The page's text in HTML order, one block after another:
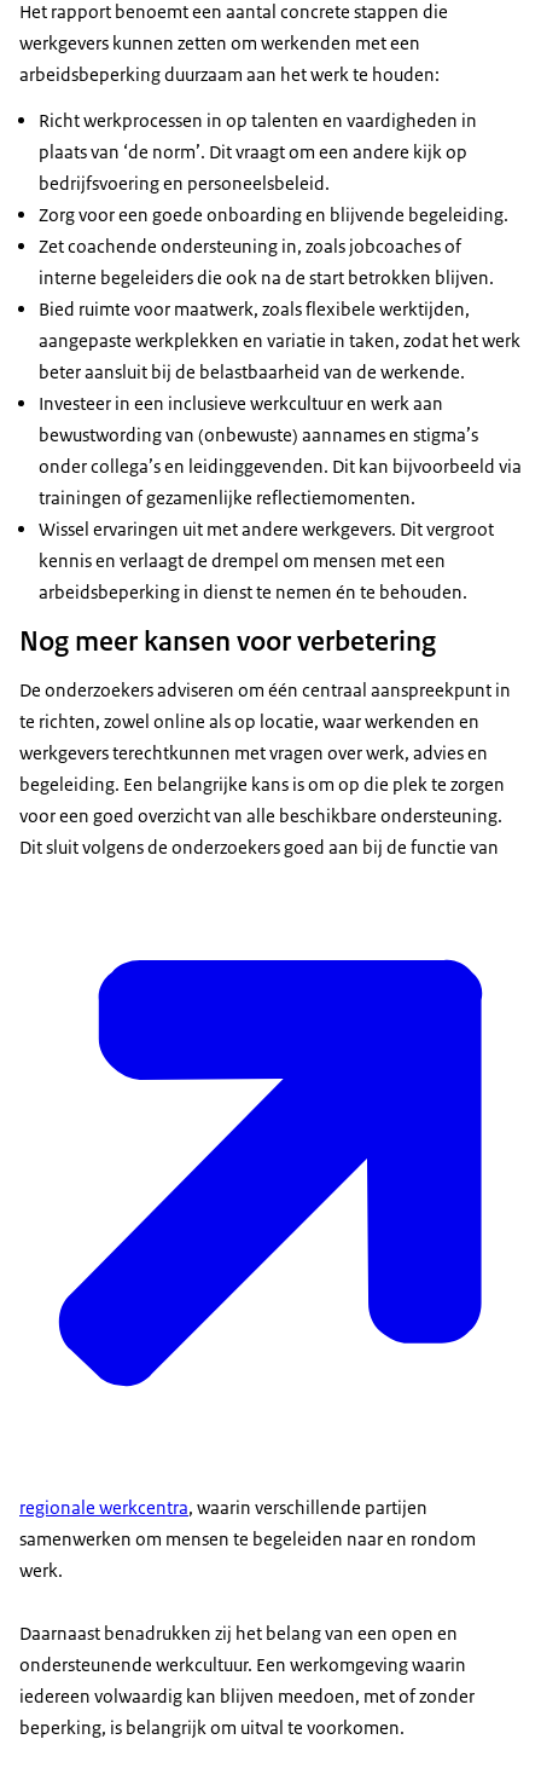
Het rapport benoemt een aantal concrete stappen die
werkgevers kunnen zetten om werkenden met een
arbeidsbeperking duurzaam aan het werk te houden:
Richt werkprocessen in op talenten en vaardigheden in
plaats van ‘de norm’. Dit vraagt om een andere kijk op
bedrijfsvoering en personeelsbeleid.
Zorg voor een goede onboarding en blijvende begeleiding.
Zet coachende ondersteuning in, zoals jobcoaches of
interne begeleiders die ook na de start betrokken blijven.
Bied ruimte voor maatwerk, zoals flexibele werktijden,
aangepaste werkplekken en variatie in taken, zodat het werk
beter aansluit bij de belastbaarheid van de werkende.
Investeer in een inclusieve werkcultuur en werk aan
bewustwording van (onbewuste) aannames en stigma’s
onder collega’s en leidinggevenden. Dit kan bijvoorbeeld via
trainingen of gezamenlijke reflectiemomenten.
Wissel ervaringen uit met andere werkgevers. Dit vergroot
kennis en verlaagt de drempel om mensen met een
arbeidsbeperking in dienst te nemen én te behouden.
Nog meer kansen voor verbetering
De onderzoekers adviseren om één centraal aanspreekpunt in
te richten, zowel online als op locatie, waar werkenden en
werkgevers terechtkunnen met vragen over werk, advies en
begeleiding. Een belangrijke kans is om op die plek te zorgen
voor een goed overzicht van alle beschikbare ondersteuning.
Dit sluit volgens de onderzoekers goed aan bij de functie van
regionale werkcentra, waarin verschillende partijen
samenwerken om mensen te begeleiden naar en rondom
werk.
Daarnaast benadrukken zij het belang van een open en
ondersteunende werkcultuur. Een werkomgeving waarin
iedereen volwaardig kan blijven meedoen, met of zonder
beperking, is belangrijk om uitval te voorkomen.